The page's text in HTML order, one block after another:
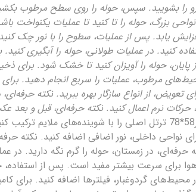
را بشویید. سپس، حوله را روی سطح مرطوب
بزرگ، حوله را تا کنید تا عملیات یکنواخت
افزایش یابد. پس از عملیات، سطوح را با نور
کنید. در عملیات طولانی، حوله را آبگیری
حوله را آویزان کنید تا خشک شود. برای
مرطوب، عملیات را سریع انجام دهید. برای
تعویض، از انواع سازگار بهره ببرید. نکته
حرکات نرم اعمال کنید. نکته حرفه‌ای، قبل و
حوله میکروفایبر آبگیر58*78 ترتل اصلی را با
نواحی داخلی، نور اضافی اضافه کنید. نکته
در زمستان، حوله را گرم نگه دارید. در
برای سرعت بیشتر مفید است. پس از استفاده،
گردوغبار، فیلترها اضافه کنید. برای